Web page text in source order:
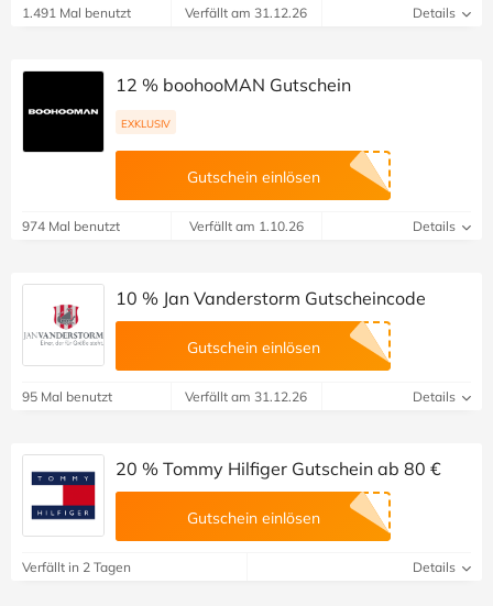
1.491 Mal benutzt Verfällt am 31.12.26 Details
12 % boohooMAN Gutschein
EXKLUSIV
Gutschein einlösen
974 Mal benutzt Verfällt am 1.10.26 Details
10 % Jan Vanderstorm Gutscheincode
Gutschein einlösen
95 Mal benutzt Verfällt am 31.12.26 Details
20 % Tommy Hilfiger Gutschein ab 80 €
Gutschein einlösen
Verfällt in 2 Tagen Details